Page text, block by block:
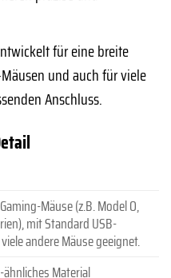
für eine breite
und auch für viele
Anschluss.
Mäuse (z.B. Model O,
mit Standard USB-
andere Mäuse geeignet.
Material